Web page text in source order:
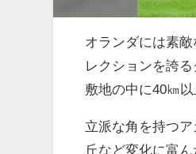
オランダには素
レクションを誇
敷地の中に40㎞
立派な角を持つ
丘など変化に富ん